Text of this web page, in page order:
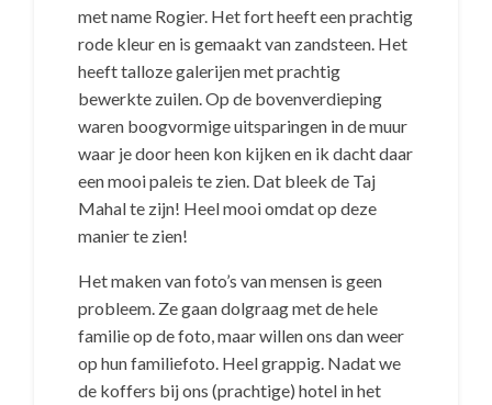
met name Rogier. Het fort heeft een prachtig
rode kleur en is gemaakt van zandsteen. Het
heeft talloze galerijen met prachtig
bewerkte zuilen. Op de bovenverdieping
waren boogvormige uitsparingen in de muur
waar je door heen kon kijken en ik dacht daar
een mooi paleis te zien. Dat bleek de Taj
Mahal te zijn! Heel mooi omdat op deze
manier te zien!
Het maken van foto’s van mensen is geen
probleem. Ze gaan dolgraag met de hele
familie op de foto, maar willen ons dan weer
op hun familiefoto. Heel grappig. Nadat we
de koffers bij ons (prachtige) hotel in het